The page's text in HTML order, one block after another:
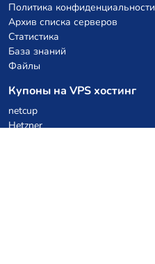
Политика конфиденциальности
Архив списка серверов
Статистика
База знаний
Файлы
Купоны на VPS хостинг
netcup
Hetzner